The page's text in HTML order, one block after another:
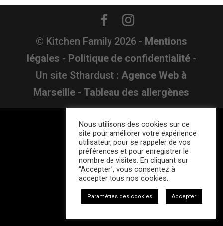
© Kitchen Family 2026- Mentions
légales - Politique de confidentialité-
Un site Sthardust :Agence Web à
Marseille -Tableau des allergènes
Nous utilisons des cookies sur ce
site pour améliorer votre expérience
utilisateur, pour se rappeler de vos
préférences et pour enregistrer le
nombre de visites. En cliquant sur
“Accepter”, vous consentez à
accepter tous nos cookies.
Paramètres des cookies Accepter